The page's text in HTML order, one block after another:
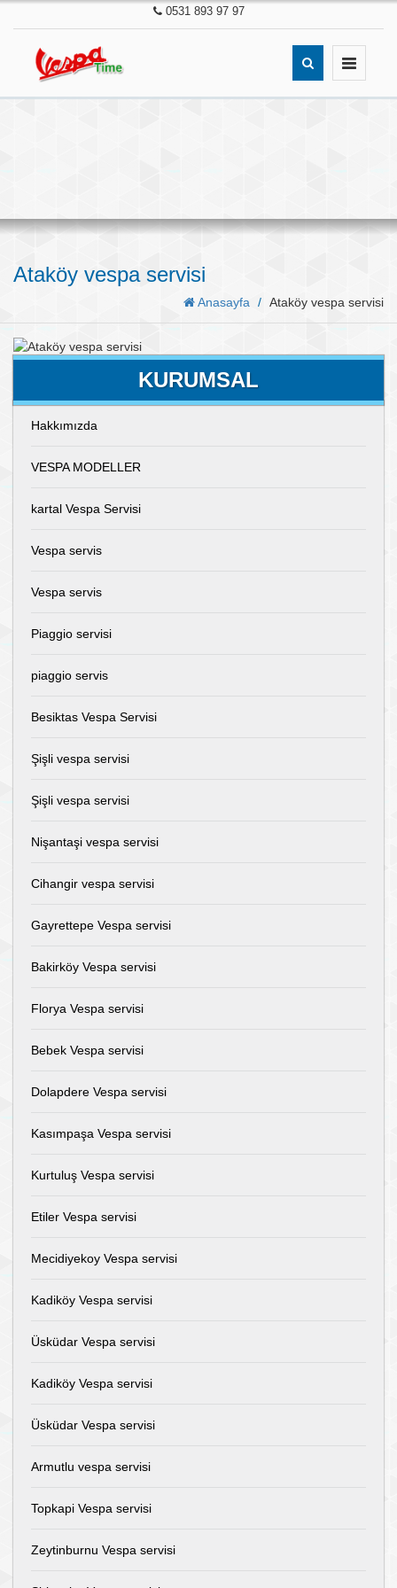
0531 893 97 97
Toggle
Ataköy vespa servisi
Anasayfa Ataköy vespa servisi
KURUMSAL
Hakkımızda
VESPA MODELLER
kartal Vespa Servisi
Vespa servis
Vespa servis
Piaggio servisi
piaggio servis
Besiktas Vespa Servisi
Şişli vespa servisi
Şişli vespa servisi
Nişantaşi vespa servisi
Cihangir vespa servisi
Gayrettepe Vespa servisi
Bakirköy Vespa servisi
Florya Vespa servisi
Bebek Vespa servisi
Dolapdere Vespa servisi
Kasımpaşa Vespa servisi
Kurtuluş Vespa servisi
Etiler Vespa servisi
Mecidiyekoy Vespa servisi
Kadiköy Vespa servisi
Üsküdar Vespa servisi
Kadiköy Vespa servisi
Üsküdar Vespa servisi
Armutlu vespa servisi
Topkapi Vespa servisi
Zeytinburnu Vespa servisi